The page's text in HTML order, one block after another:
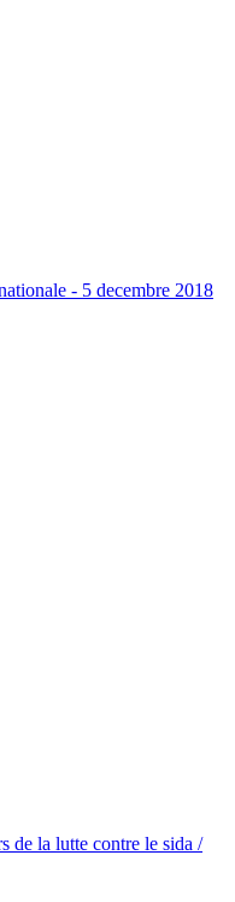
- 5 decembre 2018
de la lutte contre le sida /